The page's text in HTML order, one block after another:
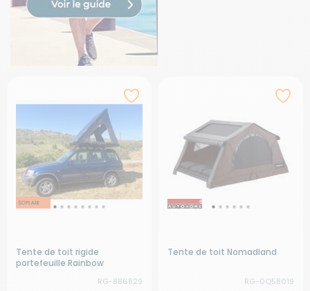
Tente de toit rigide
portefeuille Rainbow
RG-886829
Tente de toit Nomadland
RG-0Q58019